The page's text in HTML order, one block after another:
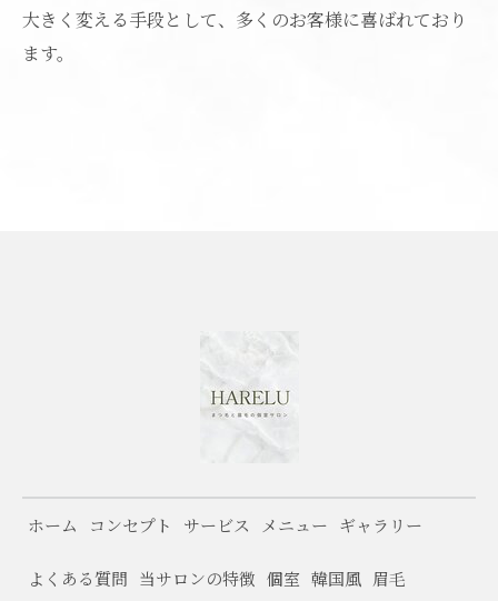
大きく変える手段として、多くのお客様に喜ばれており
ます。
ホーム コンセプト サービス メニュー ギャラリー
よくある質問 当サロンの特徴 個室 韓国風 眉毛